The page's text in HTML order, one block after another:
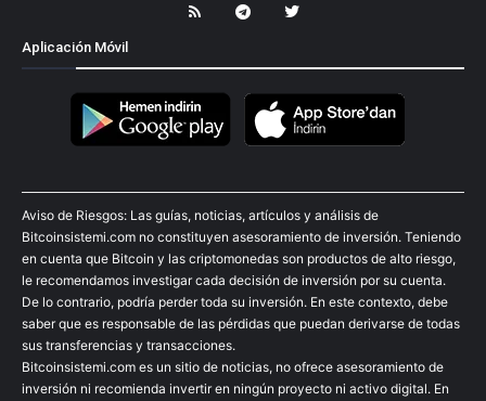
Aplicación Móvil
Aviso de Riesgos: Las guías, noticias, artículos y análisis de
Bitcoinsistemi.com no constituyen asesoramiento de inversión. Teniendo
en cuenta que Bitcoin y las criptomonedas son productos de alto riesgo,
le recomendamos investigar cada decisión de inversión por su cuenta.
De lo contrario, podría perder toda su inversión. En este contexto, debe
saber que es responsable de las pérdidas que puedan derivarse de todas
sus transferencias y transacciones.
Bitcoinsistemi.com es un sitio de noticias, no ofrece asesoramiento de
inversión ni recomienda invertir en ningún proyecto ni activo digital. En